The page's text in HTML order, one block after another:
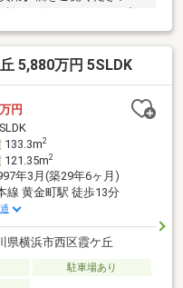
COCOマイホーム}_}_}_
しいことばかり。少しの
社員一同で安心の不動産
5,880万円 5SLDK
万円
133.3m2
121.35m2
年3月(築29年6ヶ月)
線 黄金町駅 徒歩13分
県横浜市西区霞ケ丘
駐車場あり